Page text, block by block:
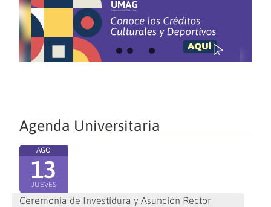
Agenda Universitaria
AGO
13
JUEVES
Ceremonia de Investidura y Asunción Rector